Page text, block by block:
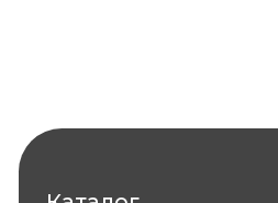
Меры поддержки
Присоединиться